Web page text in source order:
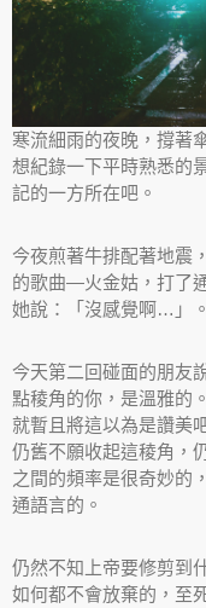
寒流細雨的夜晚，撐著
想紀錄一下平時熟悉的
記的一方所在吧。
今夜煎著牛排配著地震
的歌曲—火金姑，打了
她說：「沒感覺啊…」。
今天第二回碰面的朋友
點稜角的你，是溫雅的。
就暫且將這以為是讚美
仍舊不願收起這稜角，
之間的頻率是很奇妙的
通語言的。
仍然不知上帝要修剪到
如何都不會放棄的，至